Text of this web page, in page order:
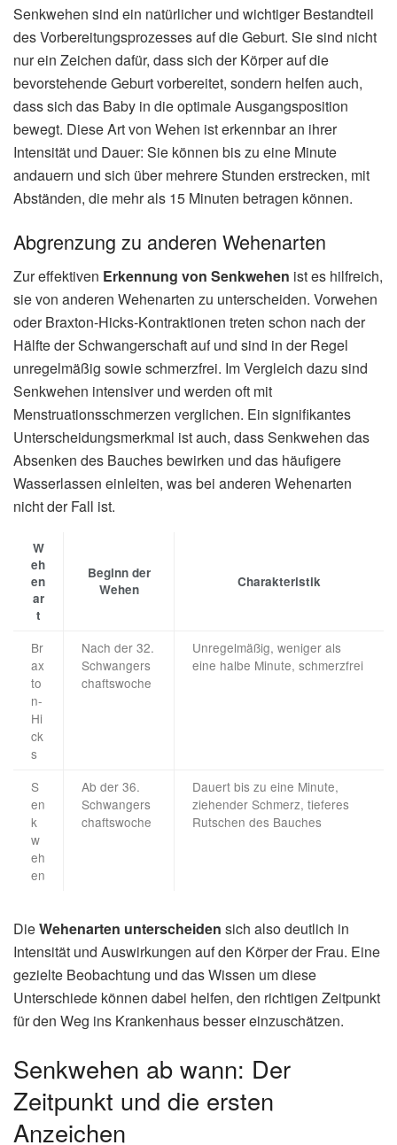
Senkwehen sind ein natürlicher und wichtiger Bestandteil
des Vorbereitungsprozesses auf die Geburt. Sie sind nicht
nur ein Zeichen dafür, dass sich der Körper auf die
bevorstehende Geburt vorbereitet, sondern helfen auch,
dass sich das Baby in die optimale Ausgangsposition
bewegt. Diese Art von Wehen ist erkennbar an ihrer
Intensität und Dauer: Sie können bis zu eine Minute
andauern und sich über mehrere Stunden erstrecken, mit
Abständen, die mehr als 15 Minuten betragen können.
Abgrenzung zu anderen Wehenarten
Zur effektiven Erkennung von Senkwehen ist es hilfreich,
sie von anderen Wehenarten zu unterscheiden. Vorwehen
oder Braxton-Hicks-Kontraktionen treten schon nach der
Hälfte der Schwangerschaft auf und sind in der Regel
unregelmäßig sowie schmerzfrei. Im Vergleich dazu sind
Senkwehen intensiver und werden oft mit
Menstruationsschmerzen verglichen. Ein signifikantes
Unterscheidungsmerkmal ist auch, dass Senkwehen das
Absenken des Bauches bewirken und das häufigere
Wasserlassen einleiten, was bei anderen Wehenarten
nicht der Fall ist.
W
eh
en
ar
t
Beginn der
Wehen
Charakteristik
Br
ax
to
n-
Hi
ck
s
Nach der 32.
Schwangers
chaftswoche
Unregelmäßig, weniger als
eine halbe Minute, schmerzfrei
S
en
k
w
eh
en
Ab der 36.
Schwangers
chaftswoche
Dauert bis zu eine Minute,
ziehender Schmerz, tieferes
Rutschen des Bauches
DieWehenarten unterscheiden sich also deutlich in
Intensität und Auswirkungen auf den Körper der Frau. Eine
gezielte Beobachtung und das Wissen um diese
Unterschiede können dabei helfen, den richtigen Zeitpunkt
für den Weg ins Krankenhaus besser einzuschätzen.
Senkwehen ab wann: Der
Zeitpunkt und die ersten
Anzeichen